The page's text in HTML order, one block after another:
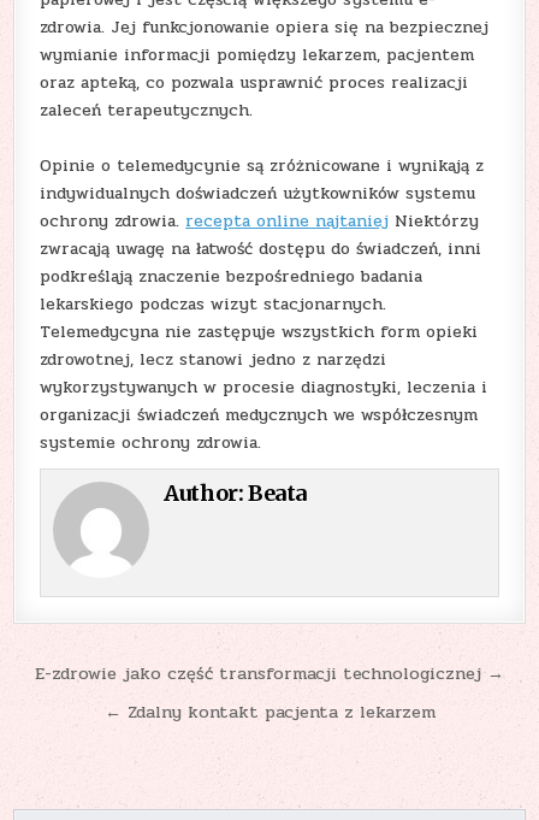
zdrowia. Jej funkcjonowanie opiera się na bezpiecznej
wymianie informacji pomiędzy lekarzem, pacjentem
oraz apteką, co pozwala usprawnić proces realizacji
zaleceń terapeutycznych.
Opinie o telemedycynie są zróżnicowane i wynikają z
indywidualnych doświadczeń użytkowników systemu
ochrony zdrowia. recepta online najtaniej Niektórzy
zwracają uwagę na łatwość dostępu do świadczeń, inni
podkreślają znaczenie bezpośredniego badania
lekarskiego podczas wizyt stacjonarnych.
Telemedycyna nie zastępuje wszystkich form opieki
zdrowotnej, lecz stanowi jedno z narzędzi
wykorzystywanych w procesie diagnostyki, leczenia i
organizacji świadczeń medycznych we współczesnym
systemie ochrony zdrowia.
Author:Beata
Nawigacja
wpisu
E-zdrowie jako część transformacji technologicznej →
← Zdalny kontakt pacjenta z lekarzem